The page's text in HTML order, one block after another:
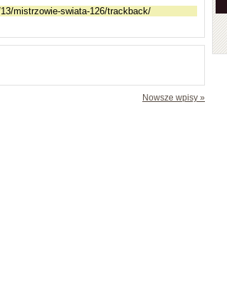
Nowsze wpisy »